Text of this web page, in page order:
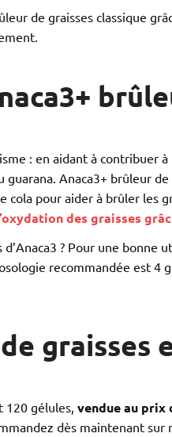
de graisses classique
: en aidant à contribuer à
Anaca3+ brûleur de
cola pour aider à brûler les
des graisses
? Pour une bonne
recommandée est 4
graisses
gélules, vendue au prix
dès maintenant sur